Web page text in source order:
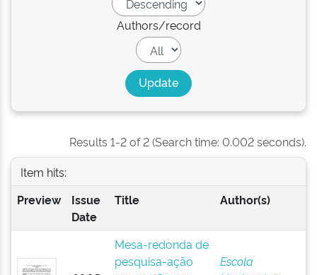
Authors/record
Results 1-2 of 2 (Search time: 0.002 seconds).
Item hits:
Preview
Issue
Date
Title Author(s)
Mesa-redonda de
pesquisa-ação
Escola